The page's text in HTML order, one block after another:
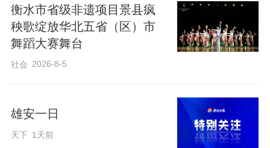
活动中，国学老师结合衡水本地史实，生
史、传承英雄精神。孩子们齐声诵读《弟
子规》，涵养品德、启迪心智，深切感受
传统文化与红色精神交融的独特魅力。学
衡水市省级非遗项目景县疯
秧歌绽放华北五省（区）市
舞蹈大赛舞台
社会 2026-8-5
雄安一日
天下 1天前